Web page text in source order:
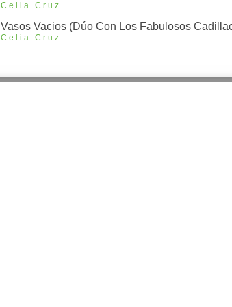
Celia Cruz
Vasos Vacios (Dúo Con Los Fabulosos
Celia Cruz